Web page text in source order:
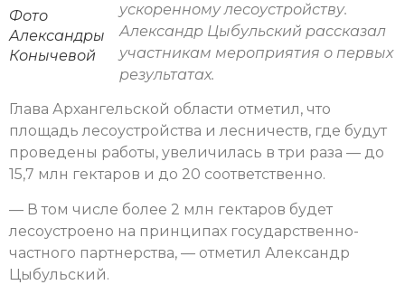
Фото
Александры
Конычевой
ускоренному лесоустройству.
Александр Цыбульский рассказал
участникам мероприятия о первых
результатах.
Глава Архангельской области отметил, что
площадь лесоустройства и лесничеств, где будут
проведены работы, увеличилась в три раза — до
15,7 млн гектаров и до 20 соответственно.
— В том числе более 2 млн гектаров будет
лесоустроено на принципах государственно-
частного партнерства, — отметил Александр
Цыбульский.